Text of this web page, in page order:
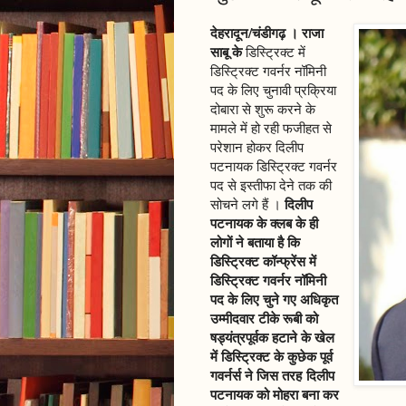
देहरादून/चंडीगढ़ । राजा
साबू केडिस्ट्रिक्ट में
डिस्ट्रिक्ट गवर्नर नॉमिनी
पद के लिए चुनावी प्रक्रिया
दोबारा से शुरू करने के
मामले में हो रही फजीहत से
परेशान होकर दिलीप
पटनायक डिस्ट्रिक्ट गवर्नर
पद से इस्तीफा देने तक की
सोचने लगे हैं ।दिलीप
पटनायक के क्लब के ही
लोगों ने बताया है कि
डिस्ट्रिक्ट कॉन्फ्रेंस में
डिस्ट्रिक्ट गवर्नर नॉमिनी
पद के लिए चुने गए अधिकृत
उम्मीदवार टीके रूबी को
षड्यंत्रपूर्वक हटाने के खेल
में डिस्ट्रिक्ट के कुछेक पूर्व
गवर्नर्स ने जिस तरह दिलीप
पटनायक को मोहरा बना कर